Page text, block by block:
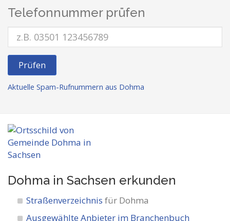
Telefonnummer prüfen
Prüfen
Aktuelle Spam-Rufnummern aus Dohma
Dohma in Sachsen erkunden
Straßenverzeichnis für Dohma
Ausgewählte Anbieter im Branchenbuch